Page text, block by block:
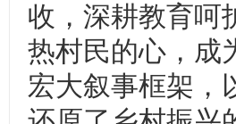
收，深耕教育呵
热村民的心，成
宏大叙事框架，